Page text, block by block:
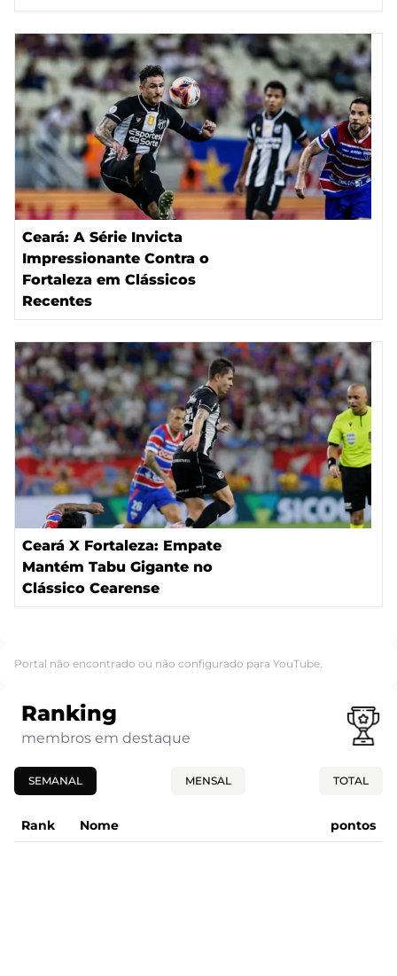
Ceará: A Série Invicta
Impressionante Contra o
Fortaleza em Clássicos
Recentes
Ceará X Fortaleza: Empate
Mantém Tabu Gigante no
Clássico Cearense
Portal não encontrado ou não configurado para YouTube.
Ranking
membros em destaque
SEMANAL MENSAL TOTAL
Rank Nome pontos